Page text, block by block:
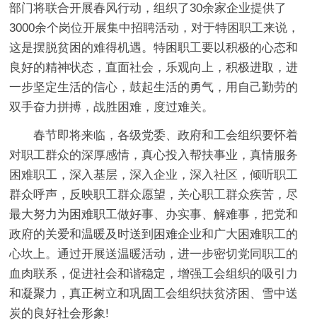
部门将联合开展春风行动，组织了30余家企业提供了
3000余个岗位开展集中招聘活动，对于特困职工来说，
这是摆脱贫困的难得机遇。特困职工要以积极的心态和
良好的精神状态，直面社会，乐观向上，积极进取，进
一步坚定生活的信心，鼓起生活的勇气，用自己勤劳的
双手奋力拼搏，战胜困难，度过难关。
春节即将来临，各级党委、政府和工会组织要怀着
对职工群众的深厚感情，真心投入帮扶事业，真情服务
困难职工，深入基层，深入企业，深入社区，倾听职工
群众呼声，反映职工群众愿望，关心职工群众疾苦，尽
最大努力为困难职工做好事、办实事、解难事，把党和
政府的关爱和温暖及时送到困难企业和广大困难职工的
心坎上。通过开展送温暖活动，进一步密切党同职工的
血肉联系，促进社会和谐稳定，增强工会组织的吸引力
和凝聚力，真正树立和巩固工会组织扶贫济困、雪中送
炭的良好社会形象!